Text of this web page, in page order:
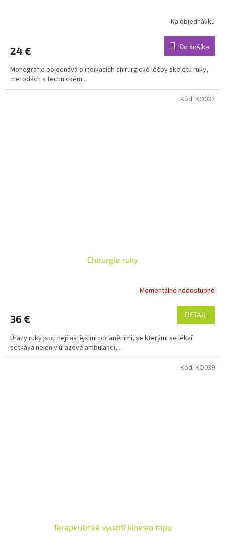
Na objednávku
24 € Do košíka
Monografie pojednává o indikacích chirurgické léčby skeletu ruky,
metodách a technickém...
Chirurgie ruky
Momentálne nedostupné
36 € DETAIL
Úrazy ruky jsou nejčastějšími poraněními, se kterými se lékař
setkává nejen v úrazové ambulanci,...
Kód: KO032
Terapeutické využití kinesio tapu
Kód: KO039